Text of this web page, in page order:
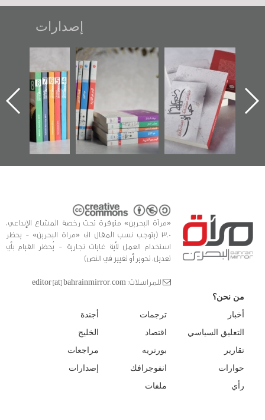
إصدارات
"حماة الباب الأخير":
الإصدار الأول عن
اعتصام الدراز
وأحداث ساحة
الفداء لمركز أوال
للدراسات والتوثيق
تصنيف موضوعي
للوثائق البريطانية
يقدمه «مركز أوال»
في سلسلة من 5
كتب
تصدر حصاد
الساحات 2019
«مرآة البحرين» متوفرة تحت رخصة المشاع الإبداعي،
3.0 (يتوجب نسب المقال الى «مراة البحرين» - يحظر
استخدام العمل لأية غايات تجارية - يُحظر القيام بأي
تعديل، تحوير أو تغيير في النص)
للمراسلات: editor [at] bahrainmirror.com
من نحن؟
أخبار
التعليق السياسي
تقارير
حوارات
رأي
ترجمات
اقتصاد
بورتريه
انفوجرافك
ملفات
أجندة
الخليج
مراجعات
إصدارات